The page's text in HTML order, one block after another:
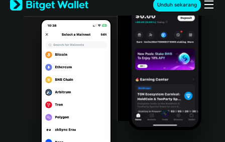
Türkçe
Italiano
Português (Portugal)
Bahasa Indonesia
Unduh sekarang